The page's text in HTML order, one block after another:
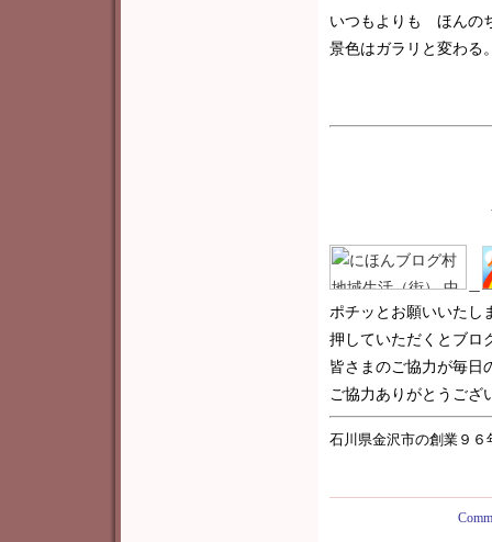
いつもよりも ほんの
景色はガラリと変わ
ポチッとお願いいたし
押していただくとブロ
皆さまのご協力が毎日
ご協力ありがとうござ
石川県金沢市の創業９